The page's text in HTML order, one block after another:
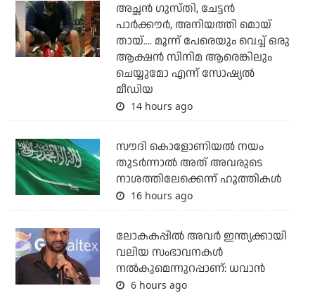
അച്ഛന്‍ ഗുസ്തി, ചേട്ടന്‍
പാര്‍ക്കൗര്‍, അനിയത്തി മൊയ്
തായ്.... മൂന്ന് പേരെയും വെച്ച് ഒരു
ആക്ഷന്‍ സിനിമ ആരെങ്കിലും
ചെയ്യുമോ എന്ന് സോഷ്യല്‍
മീഡിയ
14 hours ago
സൗദി കൊളോണിയല്‍ നയം
തുടര്‍ന്നാല്‍ അത് അവരുടെ
നാശത്തിലേക്കെന്ന് ഹൂത്തികള്‍
16 hours ago
ലോകകപ്പിൽ അവര്‍ ഇന്ത്യക്കായി
വലിയ സംഭാവനകള്‍
നല്‍കുമെന്നുറപ്പാണ്: ധവാന്‍
6 hours ago